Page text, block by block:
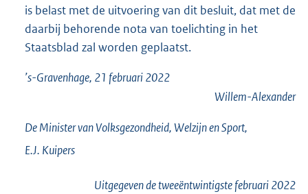
is belast met de uitvoering van dit besluit, dat met de
daarbij behorende nota van toelichting in het
Staatsblad zal worden geplaatst.
’s-Gravenhage, 21 februari 2022
Willem-Alexander
De Minister van Volksgezondheid, Welzijn en Sport,
E.J. Kuipers
Uitgegeven detweeëntwintigstefebruari 2022